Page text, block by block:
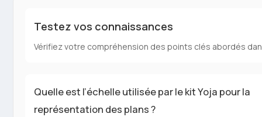
Testez vos connaissances
Vérifiez votre compréhension des points clés abordés
Quelle est l’échelle utilisée par le kit Yoja pour la
représentation des plans ?